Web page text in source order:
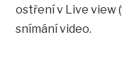
ostření v Live view
snímání video.